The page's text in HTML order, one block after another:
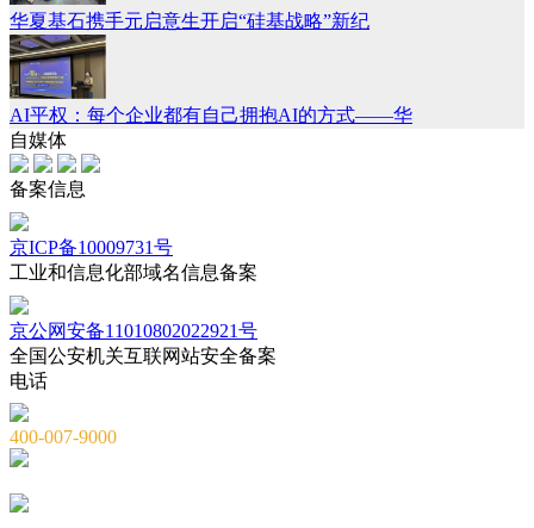
华夏基石携手元启意生开启“硅基战略”新纪
AI平权：每个企业都有自己拥抱AI的方式——华
自媒体
备案信息
京ICP备10009731号
工业和信息化部域名信息备案
京公网安备11010802022921号
全国公安机关互联网站安全备案
电话
400-007-9000